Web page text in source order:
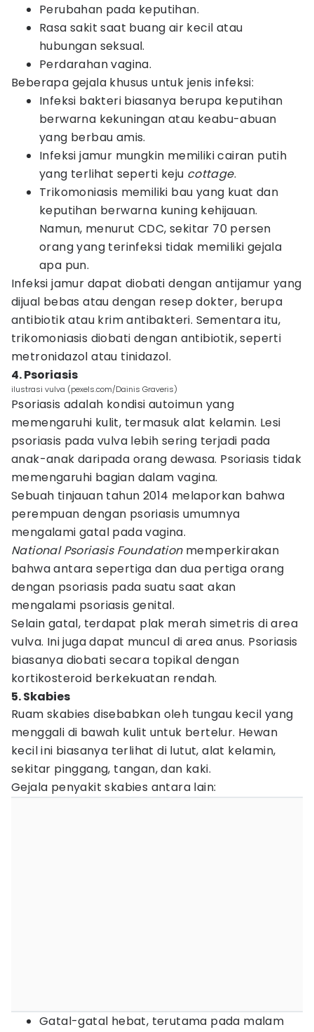
Perubahan pada keputihan.
Rasa sakit saat buang air kecil atau
hubungan seksual.
Perdarahan vagina.
Beberapa gejala khusus untuk jenis infeksi:
Infeksi bakteri biasanya berupa keputihan
berwarna kekuningan atau keabu-abuan
yang berbau amis.
Infeksi jamur mungkin memiliki cairan putih
yang terlihat seperti keju cottage.
Trikomoniasis memiliki bau yang kuat dan
keputihan berwarna kuning kehijauan.
Namun, menurut CDC, sekitar 70 persen
orang yang terinfeksi tidak memiliki gejala
apa pun.
Infeksi jamur dapat diobati dengan antijamur yang
dijual bebas atau dengan resep dokter, berupa
antibiotik atau krim antibakteri. Sementara itu,
trikomoniasis diobati dengan antibiotik, seperti
metronidazol atau tinidazol.
4. Psoriasis
ilustrasi vulva (pexels.com/Dainis Graveris)
Psoriasis adalah kondisi autoimun yang
memengaruhi kulit, termasuk alat kelamin. Lesi
psoriasis pada vulva lebih sering terjadi pada
anak-anak daripada orang dewasa. Psoriasis tidak
memengaruhi bagian dalam vagina.
Sebuah tinjauan tahun 2014 melaporkan bahwa
perempuan dengan psoriasis umumnya
mengalami gatal pada vagina.
National Psoriasis Foundationmemperkirakan
bahwa antara sepertiga dan dua pertiga orang
dengan psoriasis pada suatu saat akan
mengalami psoriasis genital.
Selain gatal, terdapat plak merah simetris di area
vulva. Ini juga dapat muncul di area anus. Psoriasis
biasanya diobati secara topikal dengan
kortikosteroid berkekuatan rendah.
5. Skabies
Ruam skabies disebabkan oleh tungau kecil yang
menggali di bawah kulit untuk bertelur. Hewan
kecil ini biasanya terlihat di lutut, alat kelamin,
sekitar pinggang, tangan, dan kaki.
Gejala penyakit skabies antara lain:
Gatal-gatal hebat, terutama pada malam